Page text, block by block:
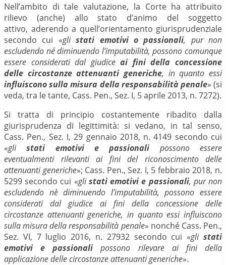
Nell’ambito di tale valutazione, la Corte ha attribuito
rilievo (anche) allo stato d’animo del soggetto
attivo, aderendo a quell’orientamento giurisprudenziale
secondo cui «glistati emotivi o passionali, pur non
escludendo né diminuendo l’imputabilità, possono comunque
essere considerati dal giudiceai fini della concessione
delle circostanze attenuanti generiche, in quanto essi
influiscono sulla misura della responsabilità penale» (si
veda, tra le tante, Cass. Pen., Sez. I, 5 aprile 2013, n. 7272).
Si tratta di principio costantemente ribadito dalla
giurisprudenza di legittimità: si vedano, in tal senso,
Cass. Pen., Sez. I, 29 gennaio 2018, n. 4149 secondo cui
«glistati emotivi e passionali possono essere
eventualmenti rilevanti ai fini del riconoscimento delle
attenuanti generiche»; Cass. Pen., Sez. I, 5 febbraio 2018, n.
5299 secondo cui «glistati emotivi e passionali, pur non
escludendo nè diminuendo l’imputabilità, possono essere
considerati dal giudice ai fini della concessione delle
circostanze attenuanti generiche, in quanto essi influiscono
sulla misura della responsabilità penale» nonché Cass. Pen.,
Sez. VI, 7 luglio 2016, n. 27932 secondo cui «glistati
emotivi e passionali possono rilevare ai fini della
applicazione delle circostanze attenuanti generiche».